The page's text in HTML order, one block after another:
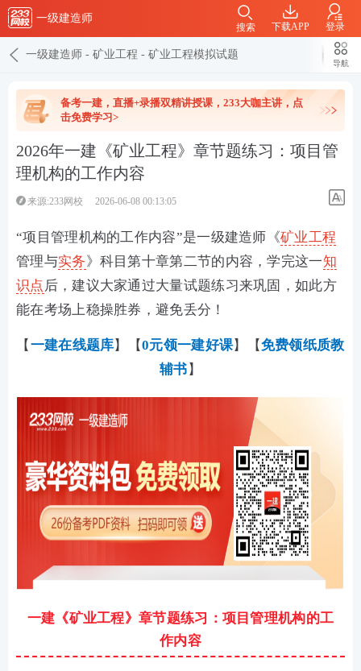
一级建造师
下载APP 登录
搜索
一级建造师 - 矿业工程 - 矿业工程模拟试题
导航
备考一建，直播+录播双精讲授课，233大咖主讲，点
击免费学习>
2026年一建《矿业工程》章节题练习：项目管
理机构的工作内容
来源:233网校 2026-06-08 00:13:05
“项目管理机构的工作内容”是一级建造师《矿业工程
管理与实务》科目第十章第二节的内容，学完这一知
识点 后，建议大家通过大量试题练习来巩固，如此方
能在考场上稳操胜券，避免丢分！
【 一建在线题库】【0元领一建好课】【免费领纸质教
辅书 】
一建《矿业工程》章节题练习：项目管理机构的工
作内容